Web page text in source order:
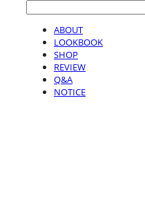
ABOUT
LOOKBOOK
SHOP
REVIEW
Q&A
NOTICE